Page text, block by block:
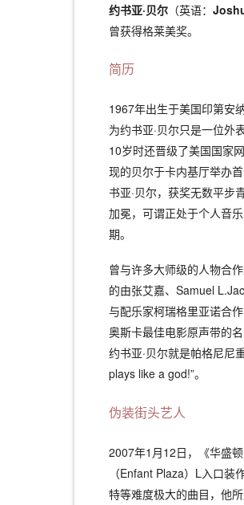
约书亚·贝尔 （英语：
曾获得格莱美奖。
简历
1967年出生于美国印第安
为约书亚·贝尔只是一位外
10岁时还晋级了美国国家
现的贝尔于卡内基厅举办
书亚·贝尔，获奖无数平步
加冕，可谓正处于个人音
期。
曾与许多大师级的人物合
的由张艾嘉、Samuel
与配乐家柯瑞格里亚诺合
奥斯卡最佳电影原声带的
约书亚·贝尔就是帕格尼尼
plays like a god!”。
伪装街头艺人
2007年1月12日，《华盛
（Enfant Plaza）L入口
特等难度极大的曲目，他